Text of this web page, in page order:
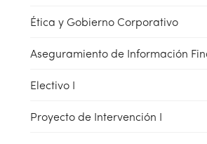
Ética y Gobierno Corporativo
Aseguramiento de Información
Electivo I
Proyecto de Intervención I